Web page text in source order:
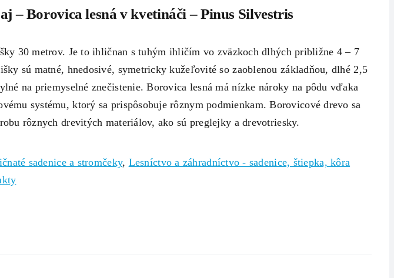
–Borovica lesná v kvetináči – Pinus Silvestris
30 metrov. Je to ihličnan s tuhým ihličím vo zväzkoch dlhých približne 4 – 7
sú matné, hnedosivé, symetricky kužeľovité so zaoblenou základňou, dlhé 2,5
na priemyselné znečistenie. Borovica lesná má nízke nároky na pôdu vďaka
systému, ktorý sa prispôsobuje rôznym podmienkam. Borovicové drevo sa
rôznych drevitých materiálov, ako sú preglejky a drevotriesky.
sadenice a stromčeky, Lesníctvo a záhradníctvo - sadenice, štiepka, kôra